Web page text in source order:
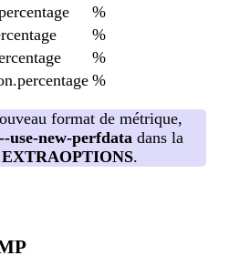
%
%
%
%
format de métrique,
--use-new-perfdata dans la
EXTRAOPTIONS.